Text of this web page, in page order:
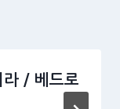
/ 베드로